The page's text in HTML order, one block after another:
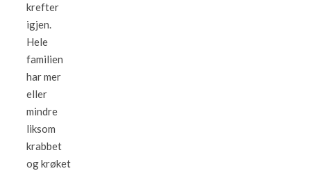
krefter
igjen.
Hele
familien
har mer
eller
mindre
liksom
krabbet
og krøket